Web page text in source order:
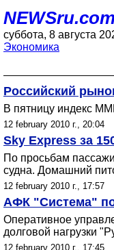
NEWSru.com
суббота, 8 августа
Экономика
Российский
В пятницу индекс
12 february 2010 г., 20:04
Sky Express за
По просьбам
судна. Домашний
12 february 2010 г., 17:57
АФК "Система"
Оперативное
долговой нагрузки
12 february 2010 г., 17:45